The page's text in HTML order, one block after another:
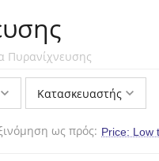
Πυρανίχνευσης
Κατασκευαστής
ως πρός: Price: Low